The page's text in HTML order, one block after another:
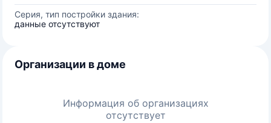
Серия, тип постройки здания:
данные отсутствуют
Организации в доме
Информация об организациях
отсутствует